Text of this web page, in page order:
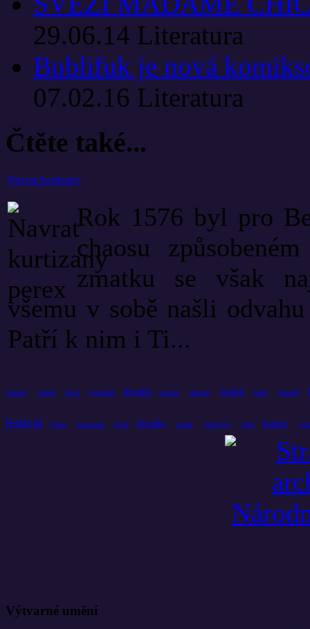
29.06.14 Literatura
Bublifuk je nová
07.02.16 Literatura
Čtěte také...
Návrat kurtizány
Rok 1576 byl pro
chaosu
zmatku se však
všemu v sobě našli
Patří k nim i Ti...
všechny ročník čtení vyprávění divadla umění album české praze přináší
festival rytmu muzeum první divadlo uvede českých slaví kapela
Výtvarné umění